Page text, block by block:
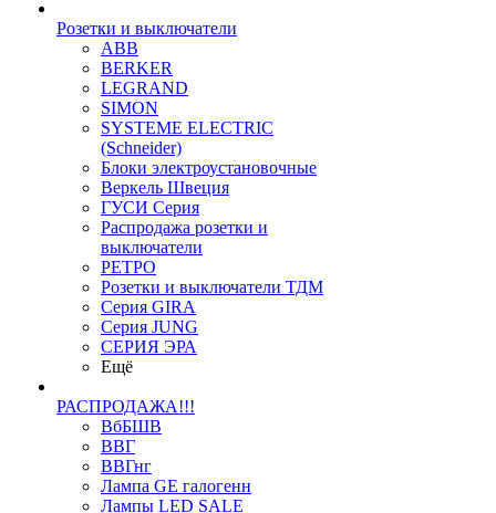
Розетки и выключатели
ABB
BERKER
LEGRAND
SIMON
SYSTEME ELECTRIC
(Schneider)
Блоки электроустановочные
Веркель Швеция
ГУСИ Серия
Распродажа розетки и
выключатели
РЕТРО
Розетки и выключатели ТДМ
Серия GIRA
Серия JUNG
СЕРИЯ ЭРА
Ещё
РАСПРОДАЖА!!!
ВбБШВ
ВВГ
ВВГнг
Лампа GE галогенн
Лампы LED SALE